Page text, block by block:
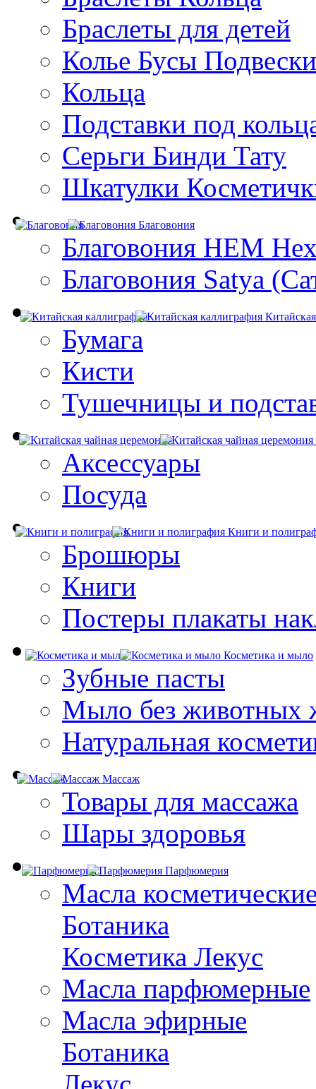
Браслеты для детей
Колье Бусы Подвески
Кольца
Подставки под
Серьги Бинди Тату
Шкатулки
Благовония
Благовония HEM
Благовония Satya
Бумага
Кисти
Тушечницы и
Аксессуары
Посуда
Книги и
Брошюры
Книги
Постеры плакаты
Косметика и мыло
Зубные пасты
Мыло без животных
Натуральная
Массаж
Товары для массажа
Шары здоровья
Парфюмерия
Масла
Ботаника
Косметика Лекус
Масла парфюмерные
Масла эфирные
Ботаника